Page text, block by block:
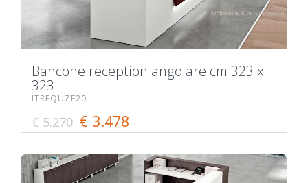
Bancone reception angolare cm 323 x
323
ITREQUZE20
€ 5.270 € 3.478